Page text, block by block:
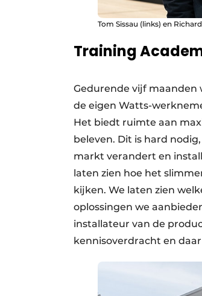
Tom Sissau (links) en
Training
Gedurende vijf maanden
de eigen Watts-
Het biedt ruimte aan
beleven. Dit is hard
markt verandert en
laten zien hoe het
kijken. We laten zien
oplossingen we
installateur van de
kennisoverdracht en